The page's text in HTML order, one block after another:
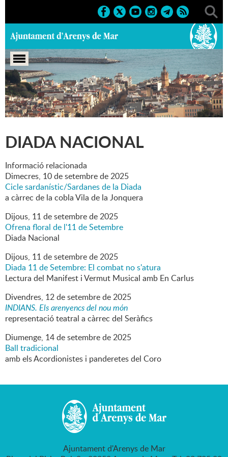
Portada > Marcs > 2025 > Culturals > Diada Nacional
DIADA NACIONAL
Informació relacionada
Dimecres, 10desetembrede2025
Cicle sardanístic/Sardanes de la Diada
a càrrec de la cobla Vila de la Jonquera
Dijous, 11desetembrede2025
Ofrena floral de l'11 de Setembre
Diada Nacional
Dijous, 11desetembrede2025
Diada 11 de Setembre: El combat no s'atura
Lectura del Manifest i Vermut Musical amb En Carlus
Divendres, 12desetembrede2025
INDIANS. Els arenyencs del nou món
representació teatral a càrrec del Seràfics
Diumenge, 14desetembrede2025
Ball tradicional
amb els Acordionistes i panderetes del Coro
Ajuntament d'Arenys de Mar